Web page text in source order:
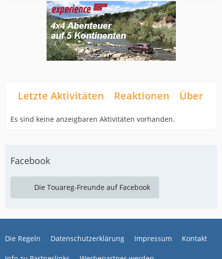
Letzte Aktivitäten Reaktionen Über
Es sind keine anzeigbaren Aktivitäten vorhanden.
Facebook
Die Touareg-Freunde auf Facebook
Die Regeln Datenschutzerklärung Impressum Kontakt